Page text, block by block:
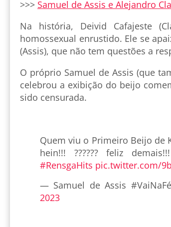
>>> Samuel de Assis e Alejandro
Na história, Deivid Cafajeste
homossexual enrustido. Ele se
(Assis), que não tem questões a
O próprio Samuel de Assis (que
celebrou a exibição do beijo
sido censurada.
Quem viu o Primeiro Beijo de
hein!!! ?????? feliz
#RensgaHits pic.twitter.com/
— Samuel de Assis #VaiNaFé
2023